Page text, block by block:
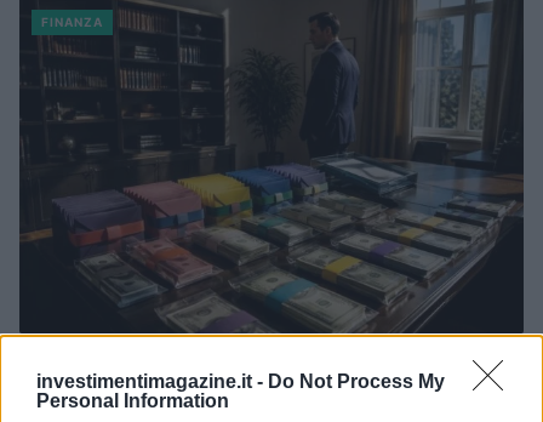
investimentimagazine.it - Do Not Process My
Personal Information
FINANZA
Cash management personale con il sistema a bucket: guida
operativa
Niccolò Conforti · 7 Ago 2026